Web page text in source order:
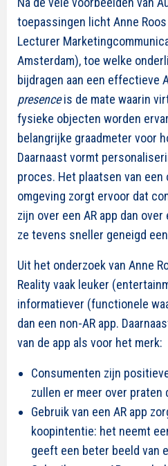
toepassingen licht Anne
Lecturer
Amsterdam), toe welke
bijdragen aan een effectieve
presenceis de mate waarin
fysieke objecten worden
belangrijke graadmeter voor
Daarnaast vormt
proces. Het plaatsen van
omgeving zorgt ervoor dat
zijn over een AR app dan
ze tevens sneller geneigd
Uit het onderzoek van Anne
Reality vaak leuker
informatiever (functionele
dan een non-AR app.
van de app als voor het merk:
Consumenten zijn
zullen er meer over praten
Gebruik van een AR app
koopintentie: het neemt
geeft een beter beeld van